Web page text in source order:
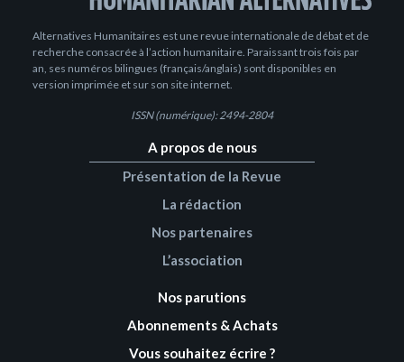
Alternatives Humanitaires est une revue internationale de débat et de
recherche consacrée à l’action humanitaire. Paraissant trois fois par
an, ses numéros bilingues (français/anglais) sont disponibles en
version imprimée et sur son site internet.
ISSN (numérique): 2494-2804
A propos de nous
Présentation de la Revue
La rédaction
Nos partenaires
L’association
Nos parutions
Abonnements & Achats
Vous souhaitez écrire ?